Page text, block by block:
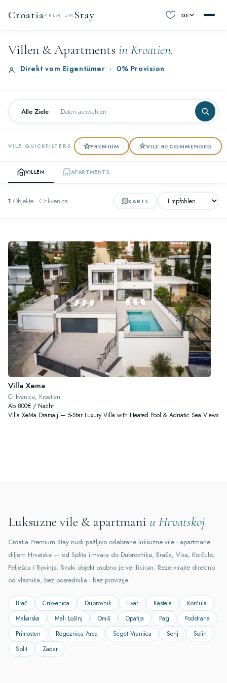
CroatiaPREMIUM Stay DE
Villen & Apartments in Kroatien.
Direkt vom Eigentümer · 0% Provision
Alle Ziele · Daten auswählen
VILE.QUICKFILTERS PREMIUM VILE.RECOMMENDED
VILLEN APARTMENTS
1 Objekte · Crikvenica KARTE
Villa Xema
Crikvenica, Kroatien
Ab 800€ / Nacht
Villa XeMa Dramalj — 5-Star Luxury Villa with Heated Pool & Adriatic Sea Views
Luksuzne vile & apartmani u Hrvatskoj
Croatia Premium Stay nudi pažljivo odabrane luksuzne vile i apartmane
diljem Hrvatske — od Splita i Hvara do Dubrovnika, Brača, Visa, Korčule,
Pelješca i Rovinja. Svaki objekt osobno je verificiran. Rezervirajte direktno
od vlasnika, bez posrednika i bez provizije.
Brač Crikvenica Dubrovnik Hvar Kastela
Korčula
Makarska
Mali LošInj Omiš Opatija Pag
Podstrana
Primosten
Rogoznica Area Seget Vranjica Senj
Solin
Split
Zadar